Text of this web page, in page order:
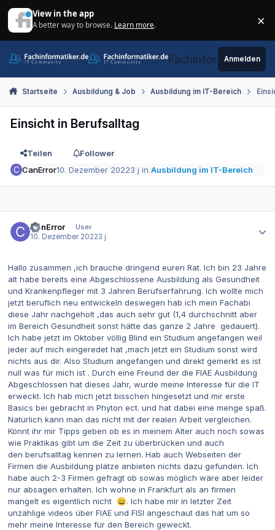
View in the app
A better way to browse. Learn more. ×
Fachinformatiker.de
Anmelden
Startseite Ausbildung & Job Ausbildung im IT-Bereich
Einsicht in Berufsalltag
Teilen
Follower
CanError10. Dezember 20223 j inAusbildung im IT-Bereich
CanError
User
10. Dezember 20223 j
Hallo zusammen ,ich brauche dringend euren Rat. Ich bin 23 Jahre
alt habe bereits eine Abgeschlossene Ausbildung als Gesundheit
und Krankenpfleger mit 3 Jahren Berufserfahrung. Ich wollte mich
jetzt beruflich neu entwickeln deswegen hab ich mein Fachabi
diese Jahr nachgeholt ,das auch sehr gut (1,4 durchschnitt aber
im Bereich Gesundheit sonst hätte das ganze 2 Jahre gedauert).
Ich habe jetzt im Oktober völlig Blind ein Studium angefangen weil
jeder auf mich eingeredet hat ,mach jetzt ein Studium sonst wird
nichts aus dir. Also Studium angefangen und direkt gemerkt es ist
null was für mich ist . Durch eine Freund der die FIAE Ausbildung
Abgeschlossen hat dieses Jahr, wurde meine Interesse für die IT
erweckt. Ich hab mich jetzt bisschen hingesetzt und mir erste
Basics bei gebracht in Phyton ect. und hat dabei eine menge spaß.
Natürlich kann man das nicht mit der realen Arbeit vergleichen.
Könnt ihr mir Tipps geben ob es in meinem Alter auch noch sowas
wie Praktikas gibt um die Zeit zu überbrücken und auch
den berufsalltag kennen zu lernen. Hab auch Webseiten der
Firmen die Ausbildung plätze anbieten nichts dazu gefunden. Ich
habe auch 2-3 Firmen gefragt ob sowas möglich wäre aber leider
nur absagen erhalten. Ich wohne in Frankfurt als an firmen
mangelt es eigentlich nicht 😄. Ich habe mir in letzter Zeit
unzählige videos über FIAE und FISI angeschaut das hat um so
mehr meine Interesse für den Bereich geweckt.